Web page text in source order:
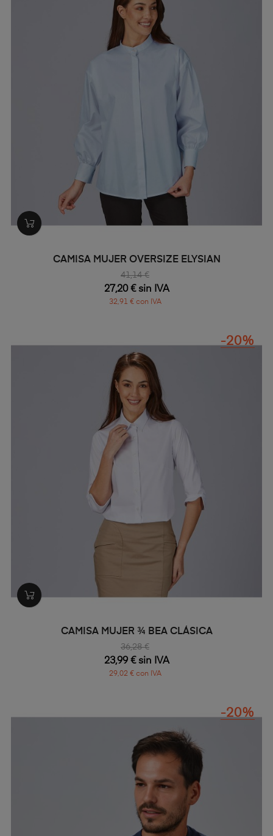
CAMISA MUJER OVERSIZE ELYSIAN
41,14 €
27,20 € sin IVA
32,91 € con IVA
CAMISA MUJER ¾ BEA CLÁSICA
36,28 €
-20%
23,99 € sin IVA
29,02 € con IVA
-20%